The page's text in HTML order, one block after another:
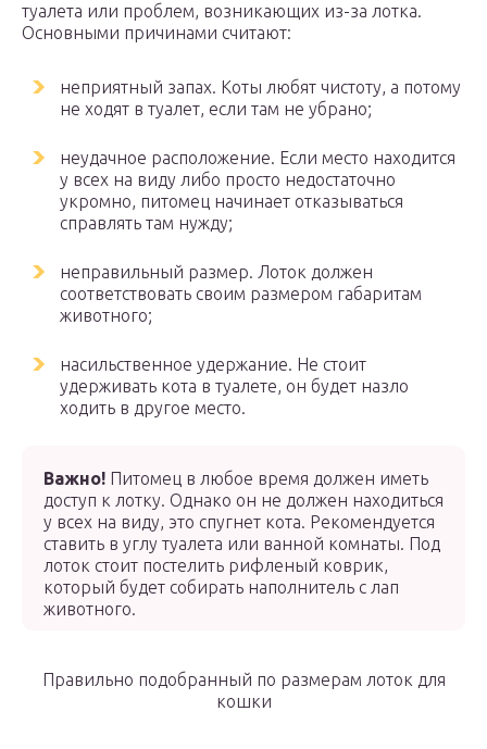
туалета или проблем, возникающих из-за лотка.
Основными причинами считают:
неприятный запах. Коты любят чистоту, а потому
не ходят в туалет, если там не убрано;
неудачное расположение. Если место находится
у всех на виду либо просто недостаточно
укромно, питомец начинает отказываться
справлять там нужду;
неправильный размер. Лоток должен
соответствовать своим размером габаритам
животного;
насильственное удержание. Не стоит
удерживать кота в туалете, он будет назло
ходить в другое место.
Важно! Питомец в любое время должен иметь
доступ к лотку. Однако он не должен находиться
у всех на виду, это спугнет кота. Рекомендуется
ставить в углу туалета или ванной комнаты. Под
лоток стоит постелить рифленый коврик,
который будет собирать наполнитель с лап
животного.
Правильно подобранный по размерам лоток для
кошки